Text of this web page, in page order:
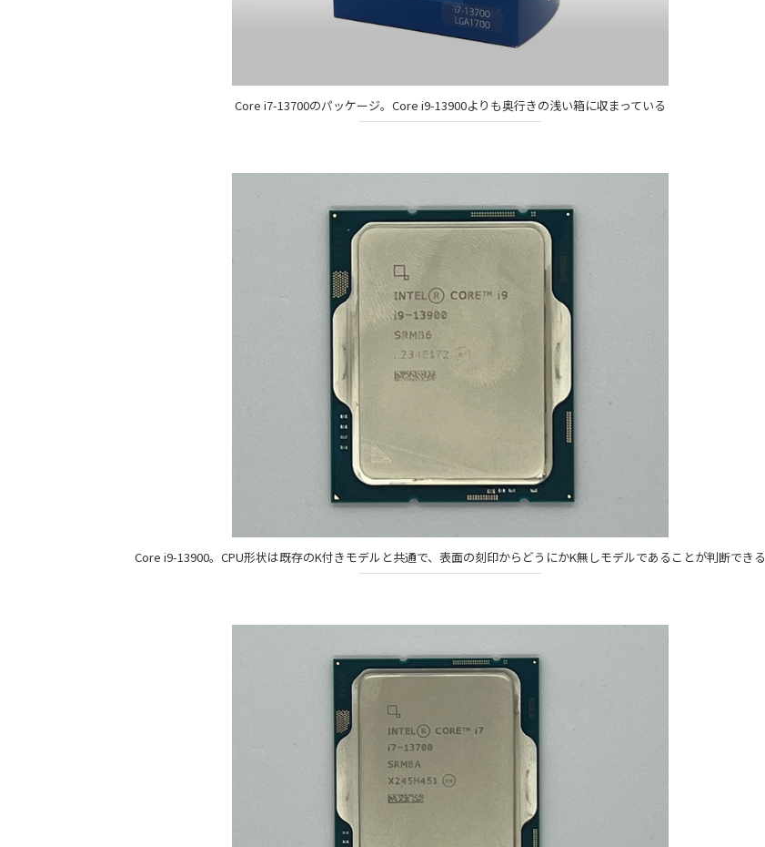
Core i7-13700のパッケージ。Core i9-13900よりも奥行きの浅い箱に収まっている
Core i9-13900。CPU形状は既存のK付きモデルと共通で、表面の刻印からどうにかK無しモデルであることが判断できる